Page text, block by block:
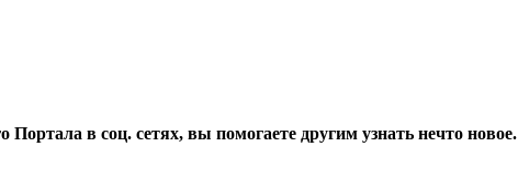
Портала в соц. сетях, вы помогаете другим узнать нечто новое.